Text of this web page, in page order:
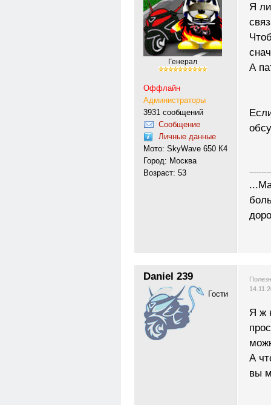
Генерал
Оффлайн
Администраторы
3931 сообщений
Сообщение
Личные данные
Мото: SkyWave 650 К4
Город: Москва
Возраст: 53
Я
А
Daniel 239
Гости
Я ж
А
вы